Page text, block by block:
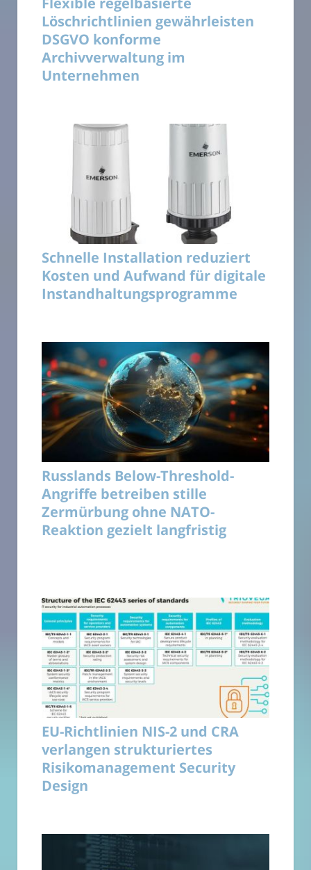
Löschrichtlinien gewährleisten
DSGVO konforme
Archivverwaltung im
Unternehmen
Schnelle Installation reduziert
Kosten und Aufwand für digitale
Instandhaltungsprogramme
Russlands Below-Threshold-
Angriffe betreiben stille
Zermürbung ohne NATO-
Reaktion gezielt langfristig
EU-Richtlinien NIS-2 und CRA
verlangen strukturiertes
Risikomanagement Security
Design